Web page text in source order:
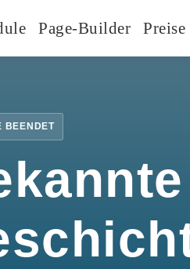
Page-Builder Preise
BEENDET